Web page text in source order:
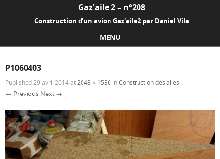
Gaz'aile 2 – n°208
Construction d'un avion Gaz'aile2 par Daniel Vila
MENU
P1060403
Published 29 avril 2014at 2048 × 1536 inConstruction des ailes
← Previous Next →